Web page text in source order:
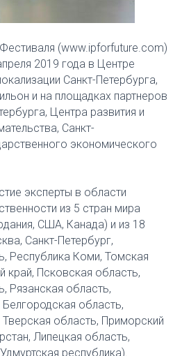
(www.ipforfuture.com)
2019 года в Центре
Санкт-Петербурга,
и на площадках партнеров
Центра развития и
Санкт-
экономического
эксперты в области
из 5 стран мира
США, Канада) и из 18
Санкт-Петербург,
Республика Коми, Томская
край, Псковская область,
Рязанская область,
область,
область, Приморский
Липецкая область,
республика).